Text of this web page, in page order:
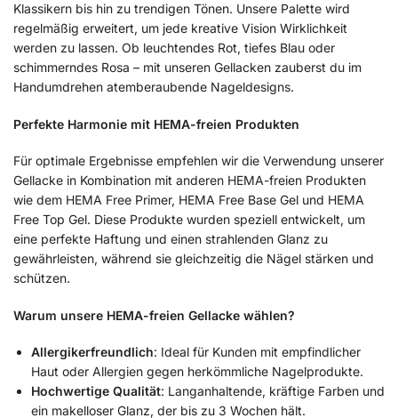
Klassikern bis hin zu trendigen Tönen. Unsere Palette wird
regelmäßig erweitert, um jede kreative Vision Wirklichkeit
werden zu lassen. Ob leuchtendes Rot, tiefes Blau oder
schimmerndes Rosa – mit unseren Gellacken zauberst du im
Handumdrehen atemberaubende Nageldesigns.
Perfekte Harmonie mit HEMA-freien Produkten
Für optimale Ergebnisse empfehlen wir die Verwendung unserer
Gellacke in Kombination mit anderen HEMA-freien Produkten
wie dem HEMA Free Primer, HEMA Free Base Gel und HEMA
Free Top Gel. Diese Produkte wurden speziell entwickelt, um
eine perfekte Haftung und einen strahlenden Glanz zu
gewährleisten, während sie gleichzeitig die Nägel stärken und
schützen.
Warum unsere HEMA-freien Gellacke wählen?
Allergikerfreundlich: Ideal für Kunden mit empfindlicher
Haut oder Allergien gegen herkömmliche Nagelprodukte.
Hochwertige Qualität: Langanhaltende, kräftige Farben und
ein makelloser Glanz, der bis zu 3 Wochen hält.